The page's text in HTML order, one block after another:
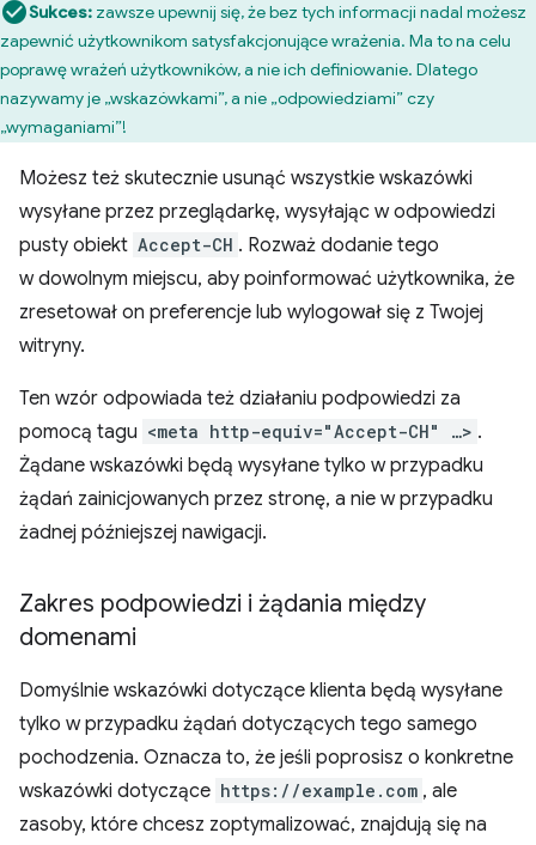
Sukces: zawsze upewnij się, że bez tych informacji nadal możesz
zapewnić użytkownikom satysfakcjonujące wrażenia. Ma to na celu
poprawę wrażeń użytkowników, a nie ich definiowanie. Dlatego
nazywamy je „wskazówkami”, a nie „odpowiedziami” czy
„wymaganiami”!
Możesz też skutecznie usunąć wszystkie wskazówki
wysyłane przez przeglądarkę, wysyłając w odpowiedzi
pusty obiekt Accept-CH . Rozważ dodanie tego
w dowolnym miejscu, aby poinformować użytkownika, że
zresetował on preferencje lub wylogował się z Twojej
witryny.
Ten wzór odpowiada też działaniu podpowiedzi za
pomocą tagu <meta http-equiv="Accept-CH" …> .
Żądane wskazówki będą wysyłane tylko w przypadku
żądań zainicjowanych przez stronę, a nie w przypadku
żadnej późniejszej nawigacji.
Zakres podpowiedzi i żądania między
domenami
Domyślnie wskazówki dotyczące klienta będą wysyłane
tylko w przypadku żądań dotyczących tego samego
pochodzenia. Oznacza to, że jeśli poprosisz o konkretne
wskazówki dotyczące https://example.com , ale
zasoby, które chcesz zoptymalizować, znajdują się na